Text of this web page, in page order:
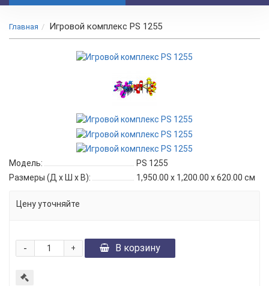
Главная Игровой комплекс PS 1255
Модель:
PS 1255
Размеры (Д x Ш x В):
1,950.00 x 1,200.00 x 620.00 см
Цену уточняйте
+
- В корзину